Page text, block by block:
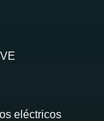
eléctricos